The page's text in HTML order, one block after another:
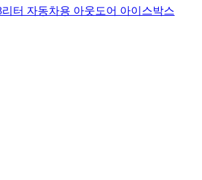
터 자동차용 아웃도어 아이스박스